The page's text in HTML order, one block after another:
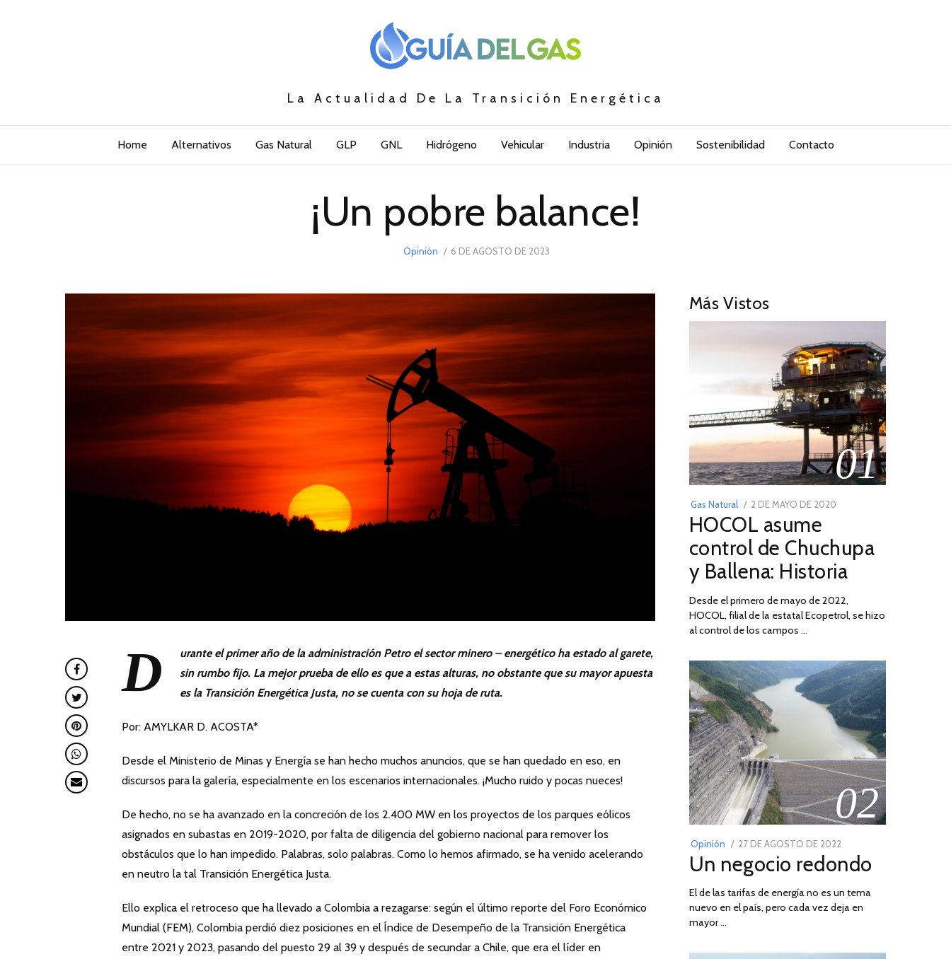
La Actualidad De La Transición Energética
Home Alternativos Gas Natural GLP GNL Hidrógeno Vehicular Industria Opinión Sostenibilidad Contacto
¡Un pobre balance!
Opinión
POSTED
6 DE AGOSTO DE 2023
D
urante el primer año de la administración Petro el sector minero – energético ha estado al garete,
sin rumbo fijo. La mejor prueba de ello es que a estas alturas, no obstante que su mayor apuesta
es la Transición Energética Justa, no se cuenta con su hoja de ruta.
Por: AMYLKAR D. ACOSTA*
Desde el Ministerio de Minas y Energía se han hecho muchos anuncios, que se han quedado en eso, en
discursos para la galería, especialmente en los escenarios internacionales. ¡Mucho ruido y pocas nueces!
De hecho, no se ha avanzado en la concreción de los 2.400 MW en los proyectos de los parques eólicos
asignados en subastas en 2019-2020, por falta de diligencia del gobierno nacional para remover los
obstáculos que lo han impedido. Palabras, solo palabras. Como lo hemos afirmado, se ha venido acelerando
en neutro la tal Transición Energética Justa.
Ello explica el retroceso que ha llevado a Colombia a rezagarse: según el último reporte del Foro Económico
Mundial (FEM), Colombia perdió diez posiciones en el Índice de Desempeño de la Transición Energética
entre 2021 y 2023, pasando del puesto 29 al 39 y después de secundar a Chile, que era el líder en
Más Vistos
01
Gas Natural
POSTED
ON
2 DE MAYO DE 2020
DE
2026
HOCOL asume
control de Chuchupa
y Ballena: Historia
Desde el primero de mayo de 2022,
HOCOL, filial de la estatal Ecopetrol, se hizo
al control de los campos …
02
Opinión
POSTED
ON
27 DE AGOSTO DE 2022
DE
DE
2022
Un negocio redondo
El de las tarifas de energía no es un tema
nuevo en el país, pero cada vez deja en
mayor …